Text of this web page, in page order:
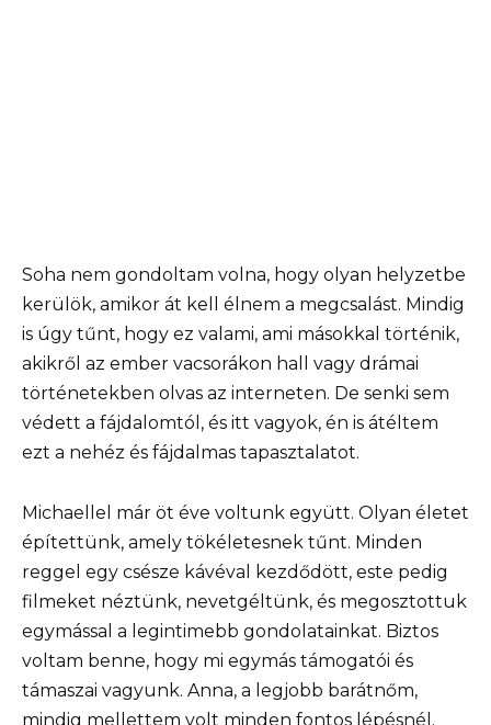
Soha nem gondoltam volna, hogy olyan helyzetbe
kerülök, amikor át kell élnem a megcsalást. Mindig
is úgy tűnt, hogy ez valami, ami másokkal történik,
akikről az ember vacsorákon hall vagy drámai
történetekben olvas az interneten. De senki sem
védett a fájdalomtól, és itt vagyok, én is átéltem
ezt a nehéz és fájdalmas tapasztalatot.
Michaellel már öt éve voltunk együtt. Olyan életet
építettünk, amely tökéletesnek tűnt. Minden
reggel egy csésze kávéval kezdődött, este pedig
filmeket néztünk, nevetgéltünk, és megosztottuk
egymással a legintimebb gondolatainkat. Biztos
voltam benne, hogy mi egymás támogatói és
támaszai vagyunk. Anna, a legjobb barátnőm,
mindig mellettem volt minden fontos lépésnél.